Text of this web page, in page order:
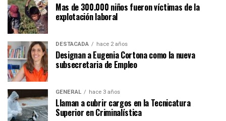
Mas de 300.000 niños fueron víctimas de la
explotación laboral
DESTACADA hace 2 años
Designan a Eugenia Cortona como la nueva
subsecretaria de Empleo
GENERAL hace 3 años
Llaman a cubrir cargos en la Tecnicatura
Superior en Criminalística